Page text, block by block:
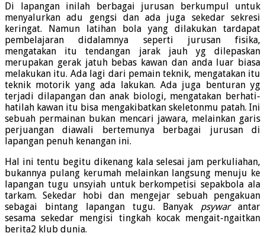
Di lapangan inilah berbagai jurusan berkumpul untuk
menyalurkan adu gengsi dan ada juga sekedar sekresi
keringat. Namun latihan bola yang dilakukan tardapat
pembelajaran didalamnya seperti jurusan fisika,
mengatakan itu tendangan jarak jauh yg dilepaskan
merupakan gerak jatuh bebas kawan dan anda luar biasa
melakukan itu. Ada lagi dari pemain teknik, mengatakan itu
teknik motorik yang ada lakukan. Ada juga benturan yg
terjadi dilapangan dan anak biologi, mengatakan berhati-
hatilah kawan itu bisa mengakibatkan skeletonmu patah. Ini
sebuah permainan bukan mencari jawara, melainkan garis
perjuangan diawali bertemunya berbagai jurusan di
lapangan penuh kenangan ini.
Hal ini tentu begitu dikenang kala selesai jam perkuliahan,
bukannya pulang kerumah melainkan langsung menuju ke
lapangan tugu unsyiah untuk berkompetisi sepakbola ala
tarkam. Sekedar hobi dan mengejar sebuah pengakuan
sebagai bintang lapangan tugu. Banyak psywarantar
sesama sekedar mengisi tingkah kocak mengait-ngaitkan
berita2 klub dunia.